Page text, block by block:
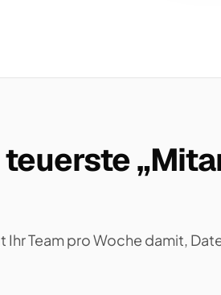
Team pro Woche damit,